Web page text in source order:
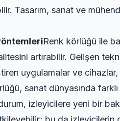
Tasarım, sanat ve
Renk körlüğü ile
artırabilir. Gelişen
uygulamalar ve
sanat dünyasında
izleyicilere yeni bir